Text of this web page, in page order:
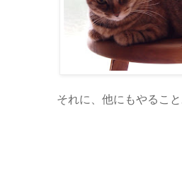
それに、他にもやること